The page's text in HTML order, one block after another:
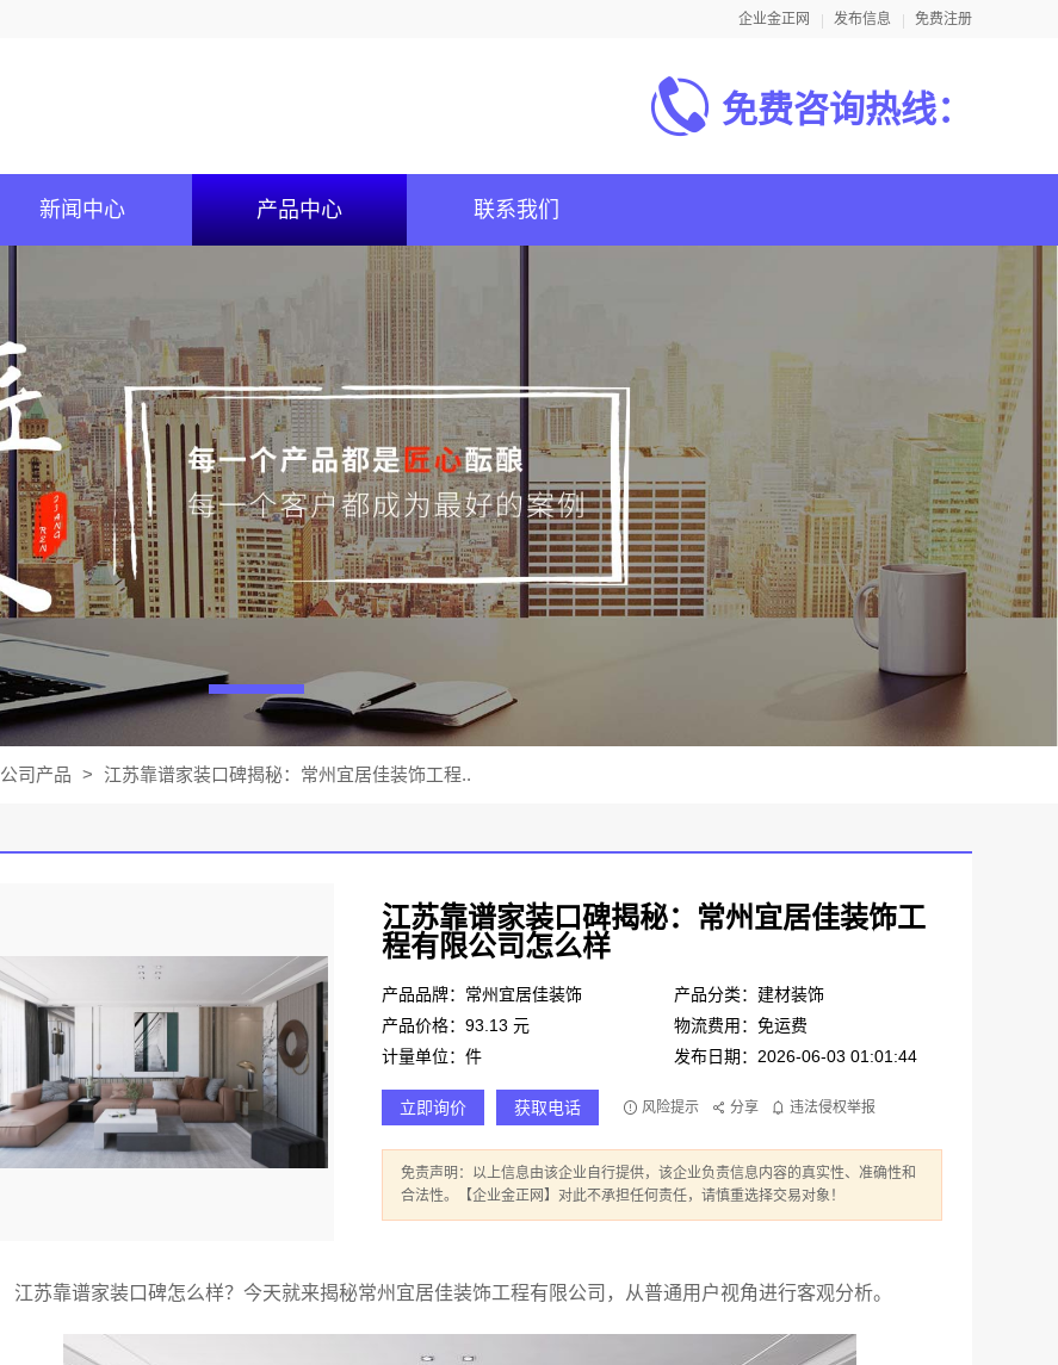
企业金正网 发布信息 免费注册
免费咨询热线：
新闻中心 产品中心 联系我们
公司产品 > 江苏靠谱家装口碑揭秘：常州宜居佳装饰工程..
江苏靠谱家装口碑揭秘：常州宜居佳装饰工
程有限公司怎么样
产品品牌：常州宜居佳装饰
产品分类：建材装饰
产品价格：93.13 元
物流费用：免运费
计量单位：件
发布日期：2026-06-03 01:01:44
立即询价 获取电话 风险提示 分享 违法侵权举报
免责声明：以上信息由该企业自行提供，该企业负责信息内容的真实性、准确性和
合法性。【企业金正网】对此不承担任何责任，请慎重选择交易对象！
江苏靠谱家装口碑怎么样？今天就来揭秘常州宜居佳装饰工程有限公司，从普通用户视角进行客观分析。